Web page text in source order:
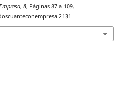
, 8, Páginas 87 a 109.